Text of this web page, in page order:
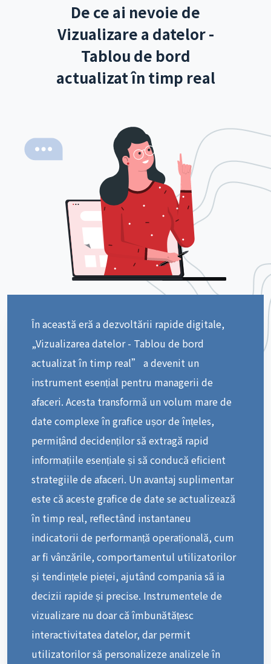
De ce ai nevoie de
Vizualizare a datelor -
Tablou de bord
actualizat în timp real
În această eră a dezvoltării rapide digitale,
„Vizualizarea datelor - Tablou de bord
actualizat în timp real” a devenit un
instrument esențial pentru managerii de
afaceri. Acesta transformă un volum mare de
date complexe în grafice ușor de înțeles,
permițând decidenților să extragă rapid
informațiile esențiale și să conducă eficient
strategiile de afaceri. Un avantaj suplimentar
este că aceste grafice de date se actualizează
în timp real, reflectând instantaneu
indicatorii de performanță operațională, cum
ar fi vânzările, comportamentul utilizatorilor
și tendințele pieței, ajutând compania să ia
decizii rapide și precise. Instrumentele de
vizualizare nu doar că îmbunătățesc
interactivitatea datelor, dar permit
utilizatorilor să personalizeze analizele în